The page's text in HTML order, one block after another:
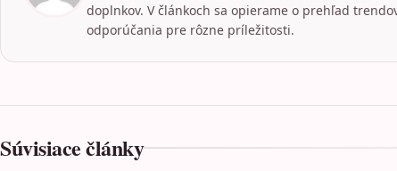
doplnkov. V článkoch sa opierame o prehľad
odporúčania pre rôzne príležitosti.
Súvisiace články